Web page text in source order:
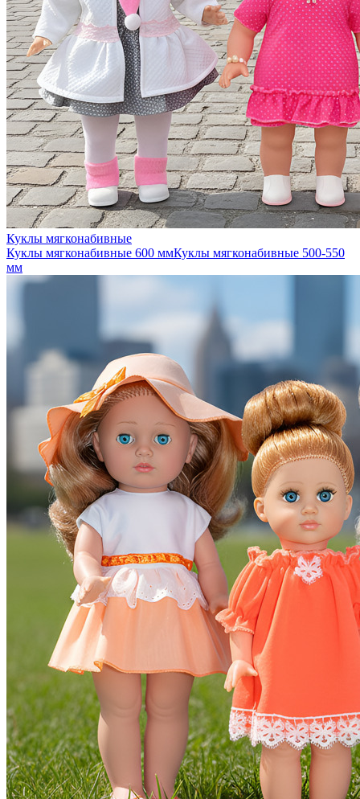
Куклы мягконабивные
Куклы мягконабивные 600 ммКуклы мягконабивные 500-550
мм